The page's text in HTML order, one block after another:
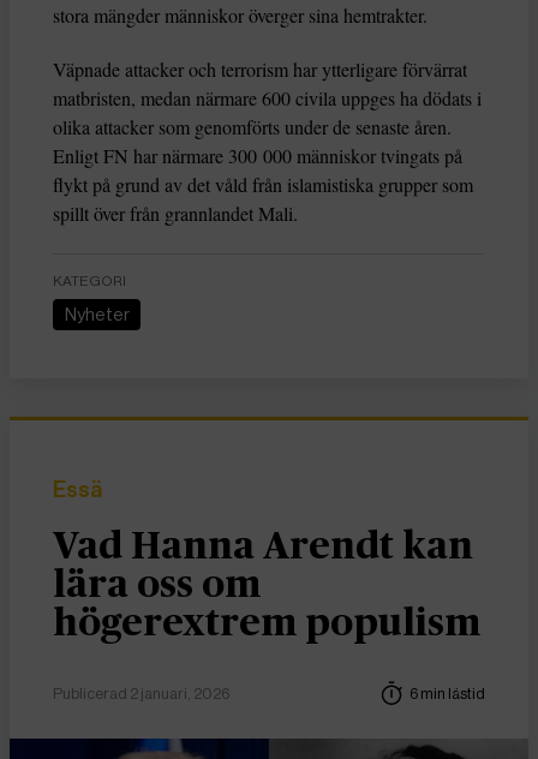
stora mängder människor överger sina hemtrakter.
Väpnade attacker och terrorism har ytterligare förvärrat
matbristen, medan närmare 600 civila uppges ha dödats i
olika attacker som genomförts under de senaste åren.
Enligt FN har närmare 300 000 människor tvingats på
flykt på grund av det våld från islamistiska grupper som
spillt över från grannlandet Mali.
KATEGORI
Nyheter
Essä
Vad Hanna Arendt kan
lära oss om
högerextrem populism
Publicerad 2 januari, 2026 6 min lästid